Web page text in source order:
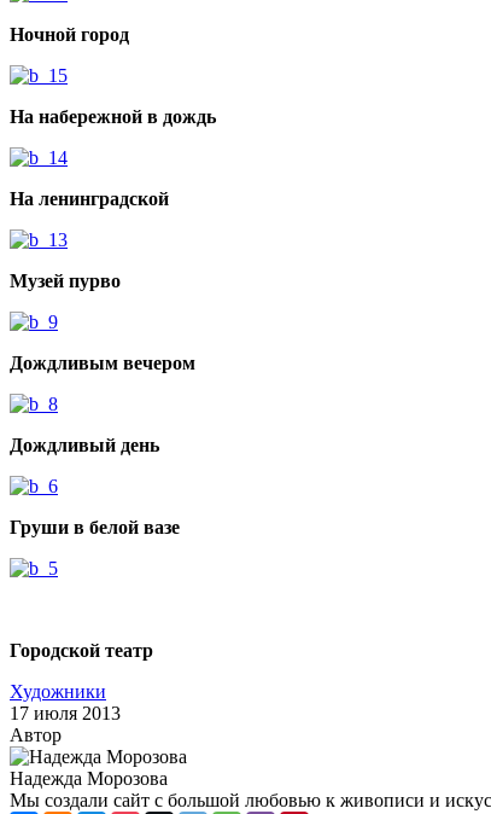
Ночной город
На набережной в дождь
На ленинградской
Музей пурво
Дождливым вечером
Дождливый день
Груши в белой вазе
Городской театр
Художники
17 июля 2013
Автор
Надежда Морозова
Мы создали сайт с большой любовью к живописи и